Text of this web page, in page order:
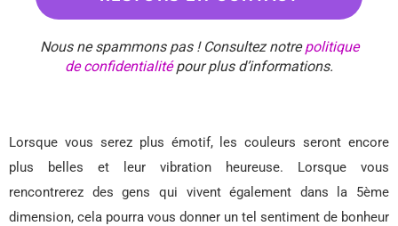
Nous ne spammons pas ! Consultez notrepolitique
de confidentialitépour plus d’informations.
Lorsque vous serez plus émotif, les couleurs seront encore
plus belles et leur vibration heureuse. Lorsque vous
rencontrerez des gens qui vivent également dans la 5ème
dimension, cela pourra vous donner un tel sentiment de bonheur